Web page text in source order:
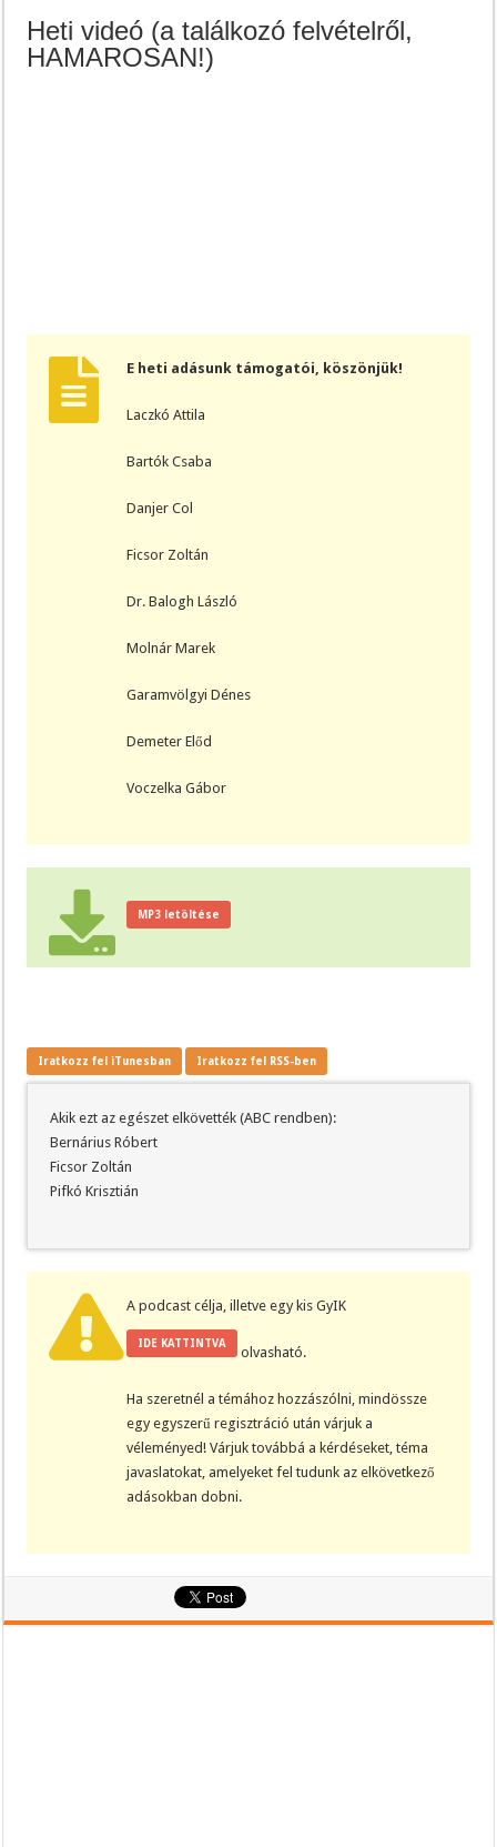
Heti videó (a találkozó felvételről,
HAMAROSAN!)
E heti adásunk támogatói, köszönjük!
Laczkó Attila
Bartók Csaba
Danjer Col
Ficsor Zoltán
Dr. Balogh László
Molnár Marek
Garamvölgyi Dénes
Demeter Előd
Voczelka Gábor
MP3 letöltése
Iratkozz fel iTunesban Iratkozz fel RSS-ben
Akik ezt az egészet elkövették (ABC rendben):
Bernárius Róbert
Ficsor Zoltán
Pifkó Krisztián
A podcast célja, illetve egy kis GyIK
IDE KATTINTVA
olvasható.
Ha szeretnél a témához hozzászólni, mindössze
egy egyszerű regisztráció után várjuk a
véleményed! Várjuk továbbá a kérdéseket, téma
javaslatokat, amelyeket fel tudunk az elkövetkező
adásokban dobni.